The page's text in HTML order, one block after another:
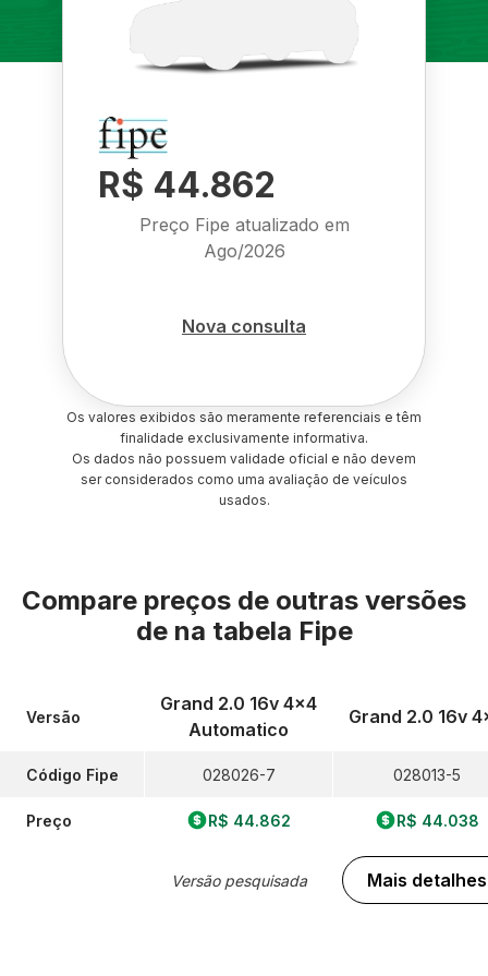
R$ 44.862
Preço Fipe atualizado em
Ago/2026
Nova consulta
Os valores exibidos são meramente referenciais e têm
finalidade exclusivamente informativa.
Os dados não possuem validade oficial e não devem
ser considerados como uma avaliação de veículos
usados.
Compare preços de outras versões
de na tabela Fipe
Versão
Código Fipe
Preço
Grand 2.0 16v 4x4
Automatico
028026-7
R$ 44.862
Versão pesquisada
Grand 2.0 16v
028013-5
R$ 44.038
Mais detalhes